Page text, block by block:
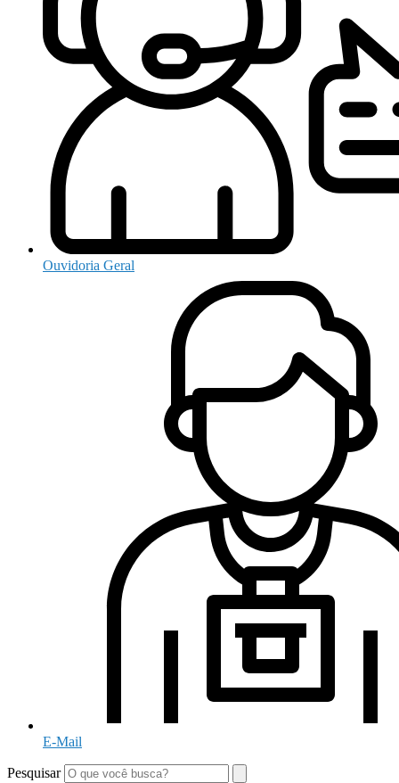
Ouvidoria Geral
E-Mail
Pesquisar